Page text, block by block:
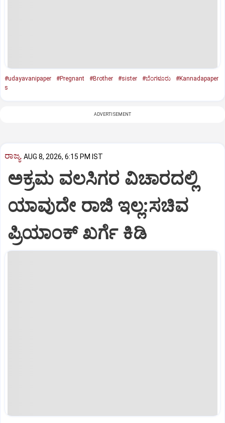
#udayavanipaper #Pregnant #Brother #sister #ಬೆಂಗಳೂರು
#Kannadapaper
s
ADVERTISEMENT
ರಾಜ್ಯ AUG 8, 2026, 6:15 PM IST
ಅಕ್ರಮ ವಲಸಿಗರ ವಿಚಾರದಲ್ಲಿ
ಯಾವುದೇ ರಾಜಿ ಇಲ್ಲ:ಸಚಿವ
ಪ್ರಿಯಾಂಕ್ ಖರ್ಗೆ ಕಿಡಿ